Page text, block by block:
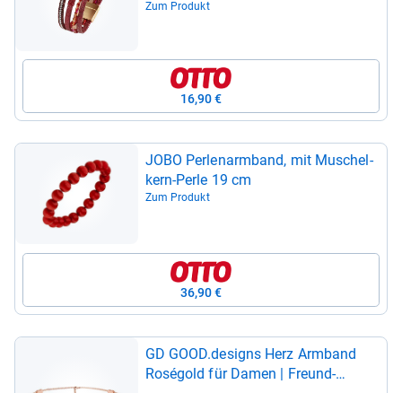
Magnet­ver­schluss (Geschenk für
Zum Produkt
16,90 €
JOBO Per­len­arm­band, mit Muschel­
kern-​Perle 19 cm
Zum Produkt
36,90 €
GD GOOD.desi­gns Herz Arm­band
Rosé­gold für Damen | Freund­